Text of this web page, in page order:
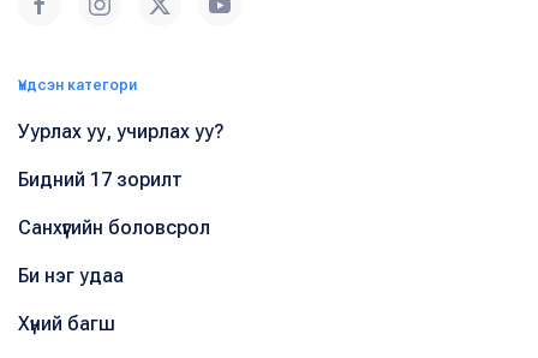
Үндсэн категори
Уурлах уу, учирлах уу?
Бидний 17 зорилт
Санхүүгийн боловсрол
Би нэг удаа
Хүний багш